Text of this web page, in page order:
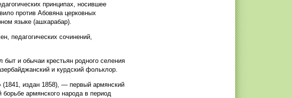
принципах, носившее
против Абовяна церковных
языке (ашхарабар).
педагогических сочинений,
и обычаи крестьян родного селения
и курдский фольклор.
(1841, издан 1858), — первый армянский
армянского народа в период